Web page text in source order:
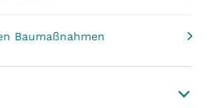
Baumaßnahmen